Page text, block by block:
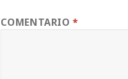
COMENTARIO*